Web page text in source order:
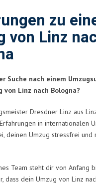
zu
von Linz
Suche nach einem
von Linz nach Bologna?
Dresdner Linz aus
in internationalen
deinen Umzug stressfrei und
Team steht dir von Anfang
dass dein Umzug von Linz